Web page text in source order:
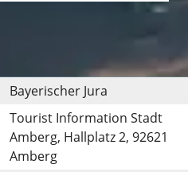
Bayerischer Jura
Tourist Information Stadt
Amberg, Hallplatz 2, 92621
Amberg